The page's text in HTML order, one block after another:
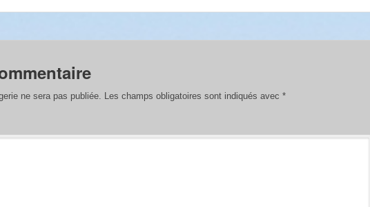
ne sera pas publiée. Les champs obligatoires sont indiqués avec *